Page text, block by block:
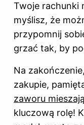
Twoje rachunki
myślisz, że
przypomnij
grzać tak, by
Na
zakupie,
zaworu
kluczową rolę!